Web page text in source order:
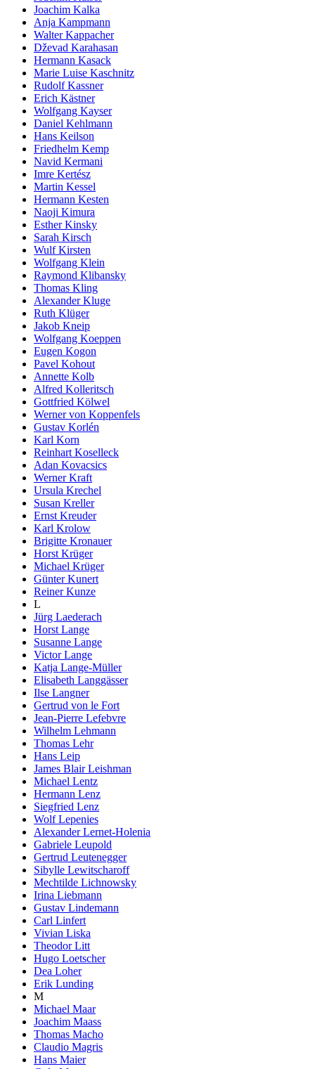
Joachim Kalka
Anja Kampmann
Walter Kappacher
Dževad Karahasan
Hermann Kasack
Marie Luise Kaschnitz
Rudolf Kassner
Erich Kästner
Wolfgang Kayser
Daniel Kehlmann
Hans Keilson
Friedhelm Kemp
Navid Kermani
Imre Kertész
Martin Kessel
Hermann Kesten
Naoji Kimura
Esther Kinsky
Sarah Kirsch
Wulf Kirsten
Wolfgang Klein
Raymond Klibansky
Thomas Kling
Alexander Kluge
Ruth Klüger
Jakob Kneip
Wolfgang Koeppen
Eugen Kogon
Pavel Kohout
Annette Kolb
Alfred Kolleritsch
Gottfried Kölwel
Werner von Koppenfels
Gustav Korlén
Karl Korn
Reinhart Koselleck
Adan Kovacsics
Werner Kraft
Ursula Krechel
Susan Kreller
Ernst Kreuder
Karl Krolow
Brigitte Kronauer
Horst Krüger
Michael Krüger
Günter Kunert
Reiner Kunze
L
Jürg Laederach
Horst Lange
Susanne Lange
Victor Lange
Katja Lange-Müller
Elisabeth Langgässer
Ilse Langner
Gertrud von le Fort
Jean-Pierre Lefebvre
Wilhelm Lehmann
Thomas Lehr
Hans Leip
James Blair Leishman
Michael Lentz
Hermann Lenz
Siegfried Lenz
Wolf Lepenies
Alexander Lernet-Holenia
Gabriele Leupold
Gertrud Leutenegger
Sibylle Lewitscharoff
Mechtilde Lichnowsky
Irina Liebmann
Gustav Lindemann
Carl Linfert
Vivian Liska
Theodor Litt
Hugo Loetscher
Dea Loher
Erik Lunding
M
Michael Maar
Joachim Maass
Thomas Macho
Claudio Magris
Hans Maier